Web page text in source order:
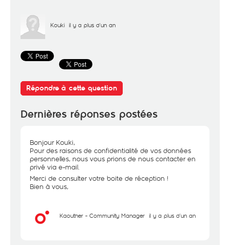
Kouki il y a plus d'un an
Répondre à cette question
Dernières réponses postées
Bonjour Kouki,
Pour des raisons de confidentialité de vos données
personnelles, nous vous prions de nous contacter en
privé via e-mail.
Merci de consulter votre boite de réception !
Bien à vous,
Kaouther - Community Manager il y a plus d'un an